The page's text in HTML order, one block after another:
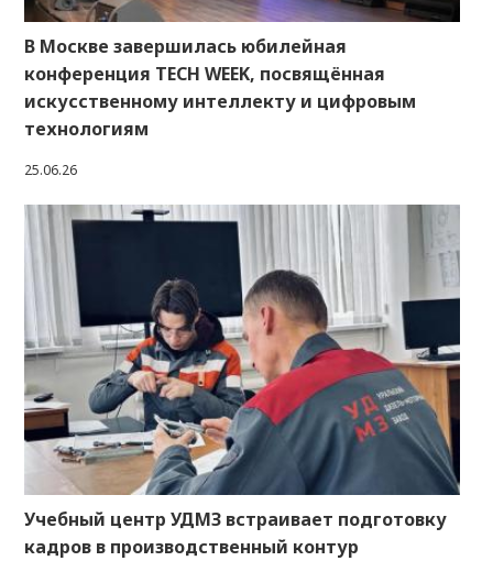
В Москве завершилась юбилейная
конференция TECH WEEK, посвящённая
искусственному интеллекту и цифровым
технологиям
25.06.26
Учебный центр УДМЗ встраивает подготовку
кадров в производственный контур